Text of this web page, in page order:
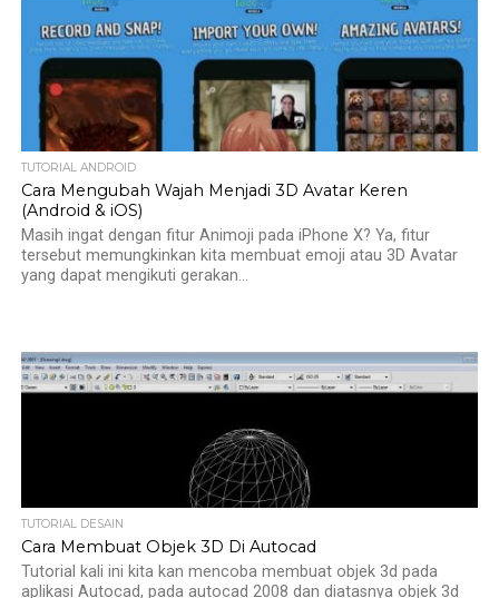
TUTORIAL ANDROID
Cara Mengubah Wajah Menjadi 3D Avatar Keren
(Android & iOS)
Masih ingat dengan fitur Animoji pada iPhone X? Ya, fitur
tersebut memungkinkan kita membuat emoji atau 3D Avatar
yang dapat mengikuti gerakan...
TUTORIAL DESAIN
Cara Membuat Objek 3D Di Autocad
Tutorial kali ini kita kan mencoba membuat objek 3d pada
aplikasi Autocad, pada autocad 2008 dan diatasnya objek 3d